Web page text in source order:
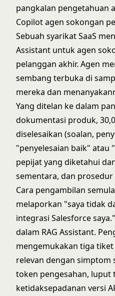
pangkalan pengetahuan
Copilot agen sokongan
Sebuah syarikat SaaS
Assistant untuk agen
pelanggan akhir. Agen
sembang terbuka di
mereka dan
Yang ditelan ke dalam
dokumentasi produk,
diselesaikan (soalan,
"penyelesaian baik" atau
pepijat yang diketahui
sementara, dan prosedur
Cara pengambilan
melaporkan "saya tidak
integrasi Salesforce
dalam RAG Assistant.
mengemukakan tiga
relevan dengan simptom
token pengesahan, luput
ketidaksepadanan versi